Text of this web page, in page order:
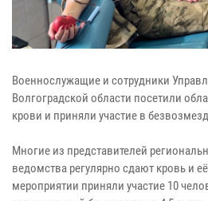
Военнослужащие и сотрудники
Волгоградской области посетили
крови и приняли участие в
Многие из представителей
ведомства регулярно сдают кровь и
мероприятии приняли участие 10